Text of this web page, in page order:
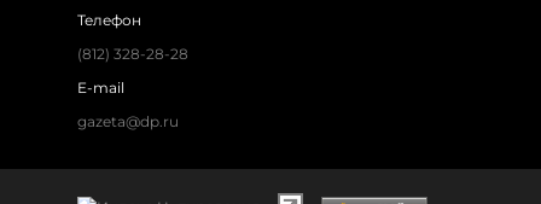
Телефон
(812) 328-28-28
E-mail
gazeta@dp.ru